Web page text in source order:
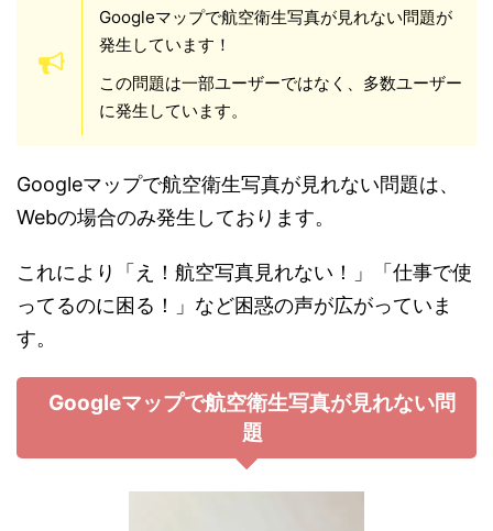
Googleマップで航空衛生写真が見れない問題が
発生しています！
この問題は一部ユーザーではなく、多数ユーザー
に発生しています。
Googleマップで航空衛生写真が見れない問題は、
Webの場合のみ発生しております。
これにより「え！航空写真見れない！」「仕事で使
ってるのに困る！」など困惑の声が広がっていま
す。
Googleマップで航空衛生写真が見れない問
題